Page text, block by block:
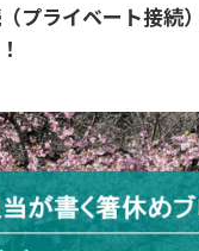
プライベート接続